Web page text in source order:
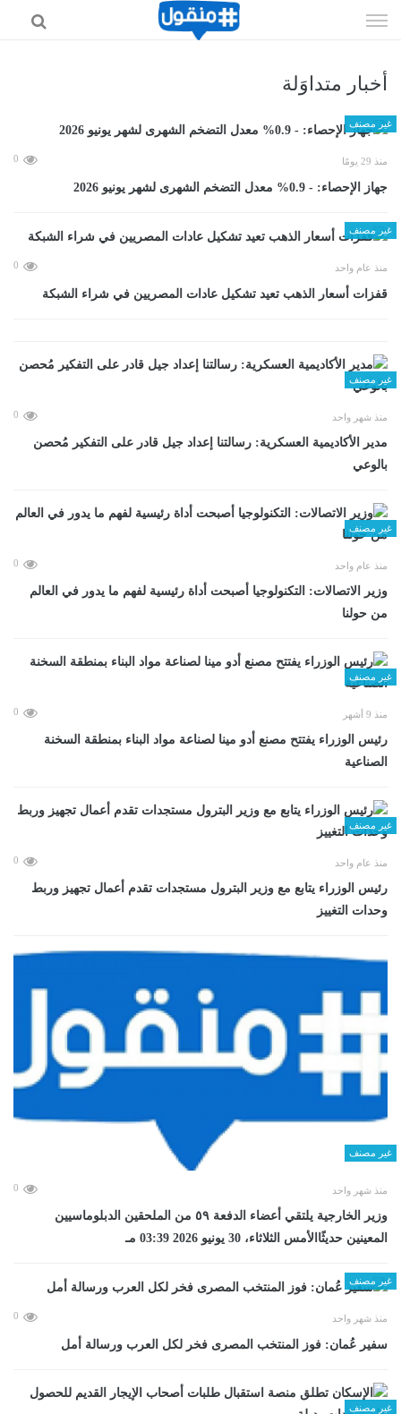
الى
أخبار متداوَلة
غير مصنف
منذ 29 يومًا 0
جهاز الإحصاء: - 0.9% معدل التضخم الشهرى لشهر يونيو 2026
غير مصنف
منذ عام واحد 0
قفزات أسعار الذهب تعيد تشكيل عادات المصريين في شراء الشبكة
غير مصنف
منذ شهر واحد 0
مدير الأكاديمية العسكرية: رسالتنا إعداد جيل قادر على التفكير مُحصن
بالوعي
غير مصنف
منذ عام واحد 0
وزير الاتصالات: التكنولوجيا أصبحت أداة رئيسية لفهم ما يدور في العالم
من حولنا
غير مصنف
منذ 9 أشهر 0
رئيس الوزراء يفتتح مصنع أدو مينا لصناعة مواد البناء بمنطقة السخنة
الصناعية
غير مصنف
منذ عام واحد 0
رئيس الوزراء يتابع مع وزير البترول مستجدات تقدم أعمال تجهيز وربط
وحدات التغييز
غير مصنف
منذ شهر واحد 0
وزير الخارجية يلتقي أعضاء الدفعة ٥٩ من الملحقين الدبلوماسيين
المعينين حديثًاالأمس الثلاثاء، 30 يونيو 2026 03:39 مـ
غير مصنف
منذ شهر واحد 0
سفير عُمان: فوز المنتخب المصرى فخر لكل العرب ورسالة أمل
غير مصنف